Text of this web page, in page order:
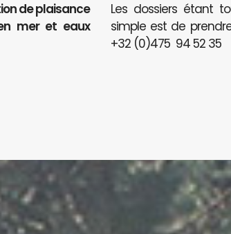
de plaisance
mer et eaux
Les dossiers étant
simple est de
+32 (0)475 94 52 35